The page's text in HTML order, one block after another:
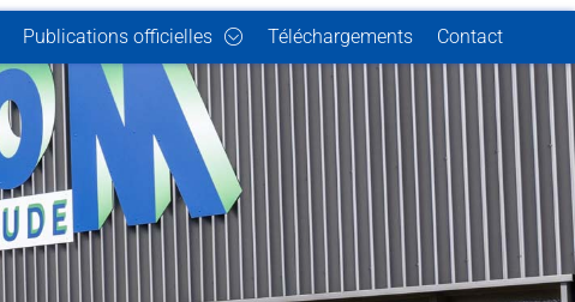
Publications officielles Téléchargements Contact